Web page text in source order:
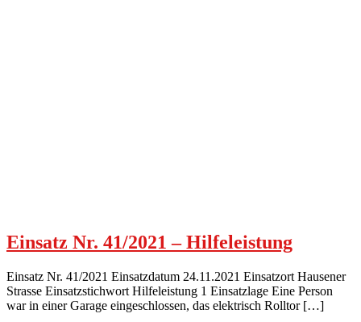
Einsatz Nr. 41/2021 – Hilfeleistung
Einsatz Nr. 41/2021 Einsatzdatum 24.11.2021 Einsatzort Hausener
Strasse Einsatzstichwort Hilfeleistung 1 Einsatzlage Eine Person
war in einer Garage eingeschlossen, das elektrisch Rolltor […]